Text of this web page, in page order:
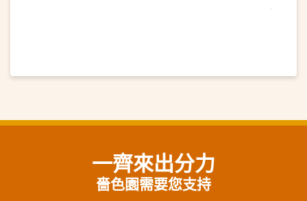
一齊來出分力
嗇色園需要您支持